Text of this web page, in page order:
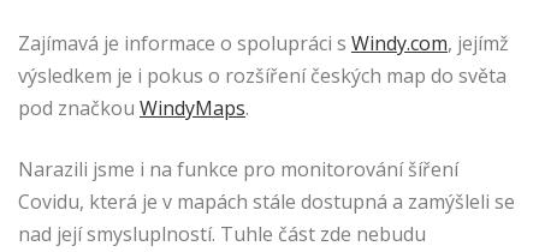
Zajímavá je informace o spolupráci s Windy.com, jejímž
výsledkem je i pokus o rozšíření českých map do světa
pod značkou WindyMaps.
Narazili jsme i na funkce pro monitorování šíření
Covidu, která je v mapách stále dostupná a zamýšleli se
nad její smysluplností. Tuhle část zde nebudu